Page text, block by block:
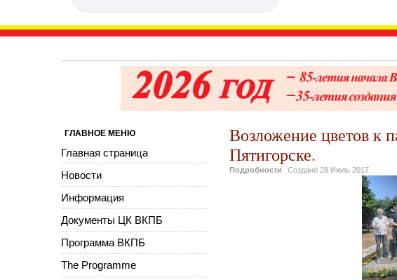
Возложение цветов к
Пятигорске.
Подробности Создано 28 Июль 2017
ГЛАВНОЕ МЕНЮ
Главная страница
Новости
Информация
Документы ЦК ВКПБ
Программа ВКПБ
The Programme